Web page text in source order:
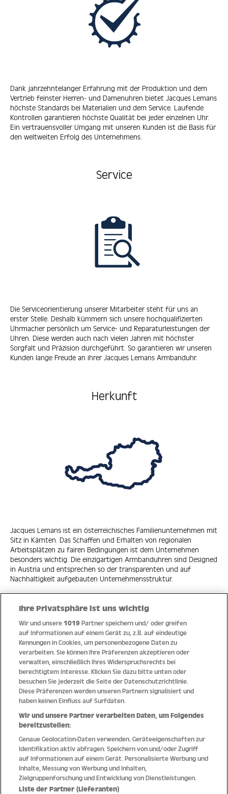
Dank jahrzehntelanger Erfahrung mit der Produktion und dem
Vertrieb feinster Herren- und Damenuhren bietet Jacques Lemans
höchste Standards bei Materialien und dem Service. Laufende
Kontrollen garantieren höchste Qualität bei jeder einzelnen Uhr.
Ein vertrauensvoller Umgang mit unseren Kunden ist die Basis für
den weltweiten Erfolg des Unternehmens.
Service
Die Serviceorientierung unserer Mitarbeiter steht für uns an
erster Stelle. Deshalb kümmern sich unsere hochqualifizierten
Uhrmacher persönlich um Service- und Reparaturleistungen der
Uhren. Diese werden auch nach vielen Jahren mit höchster
Sorgfalt und Präzision durchgeführt. So garantieren wir unseren
Kunden lange Freude an ihrer Jacques Lemans Armbanduhr.
Herkunft
Jacques Lemans ist ein österreichisches Familienunternehmen mit
Sitz in Kärnten. Das Schaffen und Erhalten von regionalen
Arbeitsplätzen zu fairen Bedingungen ist dem Unternehmen
besonders wichtig. Die einzigartigen Armbanduhren sind Designed
in Austria und entsprechen so der transparenten und auf
Nachhaltigkeit aufgebauten Unternehmensstruktur.
Quick Links
Hilfe
Unternehmen
Socials
Zahlungsmethoden
Erfahren Sie Neuheiten als Erstes
Aus Österreich in die Welt
Impressum AGB Datenschutz
Ihre Privatsphäre ist uns wichtig
Wir und unsere1019 Partner speichern und/ oder greifen
auf Informationen auf einem Gerät zu, z.B. auf eindeutige
Kennungen in Cookies, um personenbezogene Daten zu
verarbeiten. Sie können Ihre Präferenzen akzeptieren oder
verwalten, einschließlich Ihres Widerspruchsrechts bei
berechtigtem Interesse. Klicken Sie dazu bitte unten oder
besuchen Sie jederzeit die Seite der Datenschutzrichtlinie.
Diese Präferenzen werden unseren Partnern signalisiert und
haben keinen Einfluss auf Surfdaten.
Wir und unsere Partner verarbeiten Daten, um Folgendes
bereitzustellen:
Genaue Geolocation-Daten verwenden. Geräteeigenschaften zur
Identifikation aktiv abfragen. Speichern von und/oder Zugriff
auf Informationen auf einem Gerät. Personalisierte Werbung und
Inhalte, Messung von Werbung und Inhalten,
Zielgruppenforschung und Entwicklung von Dienstleistungen.
Liste der Partner (Lieferanten)